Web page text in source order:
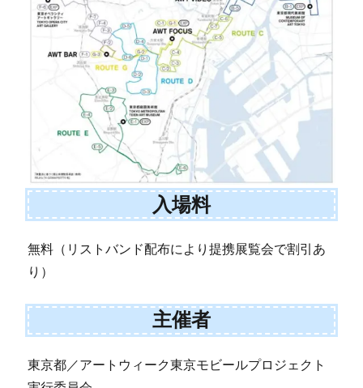
入場料
無料（リストバンド配布により提携展覧会で割引あ
り）
主催者
東京都／アートウィーク東京モビールプロジェクト